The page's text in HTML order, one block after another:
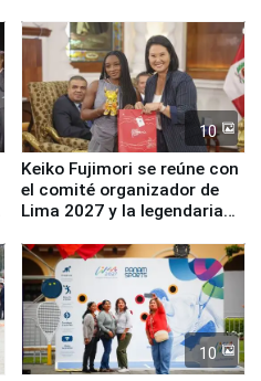
10
Keiko Fujimori se reúne con
el comité organizador de
Lima 2027 y la legendaria
10